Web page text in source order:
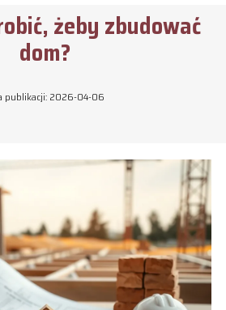
żeby zbudować
dom?
publikacji: 2026-04-06